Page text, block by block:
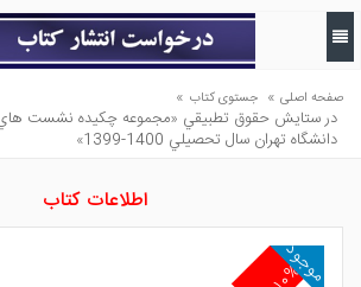
صفحه اصلی » جستوی کتاب »
در ستايش حقوق تطبيقي «مجموعه چكيده نشست
دانشگاه تهران سال تحصيلي 1400-1399»
اطلاعات کتاب
۱۰%
موجود